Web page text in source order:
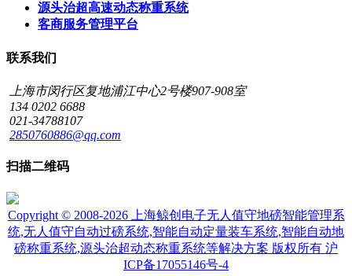
源头治超高速动态称重系统
客商服务管理平台
联系我们
上海市闵行区复地浦江中心2号楼907-908室
134 0202 6688
021-34788107
2850760886@qq.com
扫描二维码
Copyright © 2008-2026 上海鲸创电子无人值守地磅智能管理系
统,无人值守自动过磅系统,智能自动定量装车系统,智能自动地
磅称重系统,源头治超动态称重系统等解决方案 版权所有 沪
ICP备17055146号-4